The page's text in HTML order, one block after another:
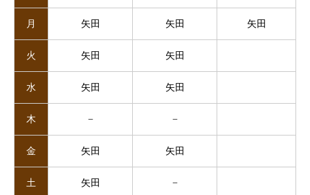
月 矢田 矢田 矢田
火 矢田 矢田
水 矢田 矢田
木 − −
金 矢田 矢田
土 矢田 −